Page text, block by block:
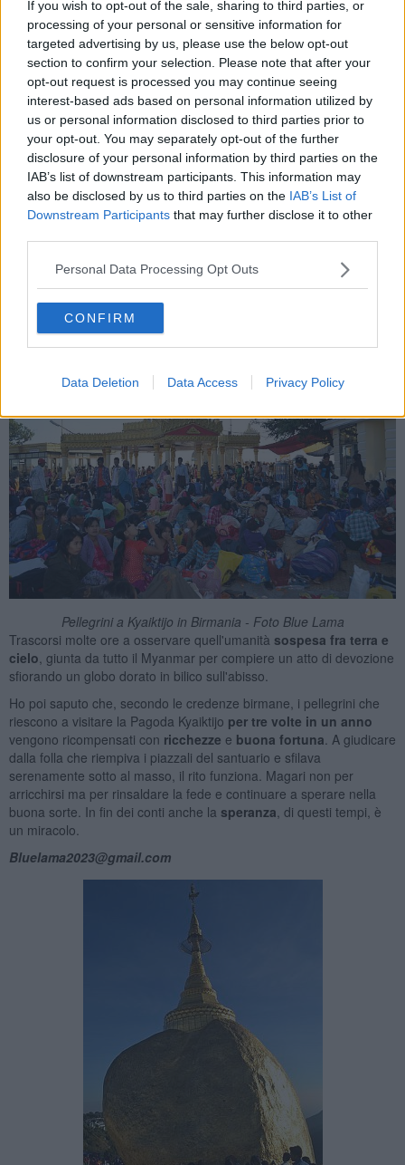
If you wish to opt-out of the sale, sharing to third parties, or
processing of your personal or sensitive information for
targeted advertising by us, please use the below opt-out
section to confirm your selection. Please note that after your
opt-out request is processed you may continue seeing
interest-based ads based on personal information utilized by
us or personal information disclosed to third parties prior to
your opt-out. You may separately opt-out of the further
disclosure of your personal information by third parties on the
IAB’s list of downstream participants. This information may
also be disclosed by us to third parties on the IAB’s List of
Downstream Participants that may further disclose it to other
Personal Data Processing Opt Outs
CONFIRM
Data Deletion Data Access Privacy Policy
Pellegrini a Kyaiktijo in Birmania - Foto Blue Lama
Pellegrini a Kyaiktijo in Birmania - Foto Blue Lama
Pellegrini a Kyaiktijo in Birmania - Foto Blue Lama
Trascorsi molte ore a osservare quell'umanità sospesa fra terra e
cielo , giunta da tutto il Myanmar per compiere un atto di devozione
sfiorando un globo dorato in bilico sull'abisso.
Ho poi saputo che, secondo le credenze birmane, i pellegrini che
riescono a visitare la Pagoda Kyaiktijo per tre volte in un anno
vengono ricompensati con ricchezze e buona fortuna . A giudicare
dalla folla che riempiva i piazzali del santuario e sfilava
serenamente sotto al masso, il rito funziona. Magari non per
arricchirsi ma per rinsaldare la fede e continuare a sperare nella
buona sorte. In fin dei conti anche la speranza , di questi tempi, è
un miracolo.
Bluelama2023@gmail.com